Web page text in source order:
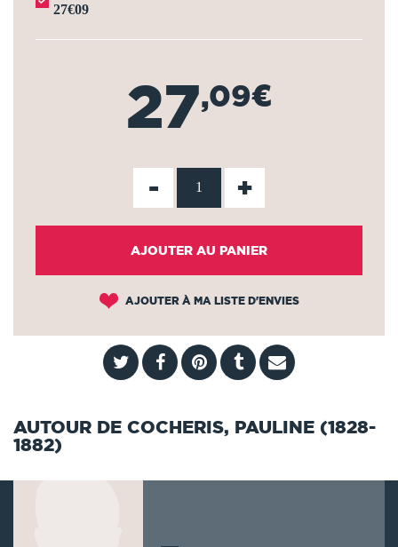
27€09
27,09€
- +
AJOUTER AU PANIER
AJOUTER À MA LISTE D'ENVIES
AUTOUR DE COCHERIS, PAULINE (1828-
1882)